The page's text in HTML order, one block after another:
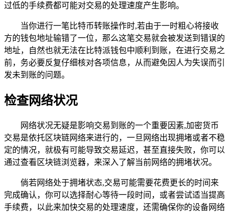
过低的手续费都可能对交易的处理速度产生影响。
当你进行一笔比特币转账操作时,若由于一时粗心将接收
方的钱包地址输错了一位，那么这笔交易就会被发送到错误的
地址，自然也就无法在比特派钱包中顺利到账，在进行交易之
前，务必要反复仔细核对各项信息，从而避免因人为失误而引
发未到账的问题。
检查网络状况
网络状况无疑是影响交易到账的一个重要因素,加密货币
交易是依托区块链网络来进行的，一旦网络出现拥堵或者不稳
定的情况，就极有可能导致交易延迟，甚至直接失败，你可以
通过查看区块链浏览器，来深入了解当前网络的拥堵状况。
倘若网络处于拥堵状态,交易可能需要花费更长的时间来
完成确认，你可以选择耐心等待一段时间，或者尝试适当提高
手续费，以此来加快交易的处理速度，还需确保你的设备网络